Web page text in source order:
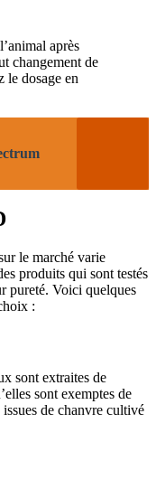
après
changement de
le dosage en
le marché varie
produits qui sont testés
pureté. Voici quelques
:
sont extraites de
sont exemptes de
de chanvre cultivé